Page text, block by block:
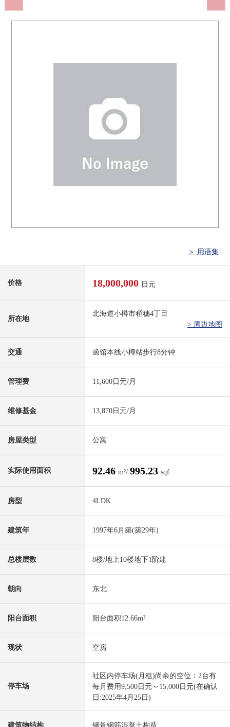
＞ 用语集
价格 18,000,000 日元
所在地
北海道小樽市稻穗4丁目
> 周边地图
交通 函馆本线小樽站步行8分钟
管理费 11,600日元/月
维修基金 13,870日元/月
房屋类型 公寓
实际使用面积 92.46 m²/ 995.23 sqf
房型 4LDK
建筑年 1997年6月築(築29年)
总楼层数 8楼/地上10楼地下1阶建
朝向 东北
阳台面积 阳台面积12.66m²
现状 空房
停车场
社区内停车场(月租)尚余的空位：2台有
每月费用9,500日元～15,000日元(在确认
日:2025年4月25日)
建筑物结构 钢骨钢筋混凝土构造